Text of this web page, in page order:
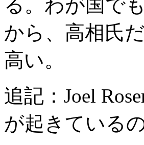
る。わが国で
から、高相氏
高い。
追記：Joel
が起きている